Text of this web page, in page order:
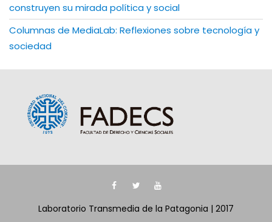
construyen su mirada política y social
Columnas de MediaLab: Reflexiones sobre tecnología y
sociedad
Laboratorio Transmedia de la Patagonia | 2017